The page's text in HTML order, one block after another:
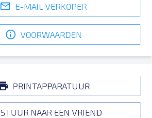
E-MAIL VERKOPER
VOORWAARDEN
PRINTAPPARATUUR
STUUR NAAR EEN VRIEND